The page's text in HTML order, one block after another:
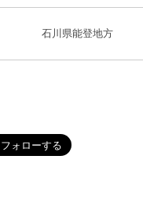
石川県能登地方